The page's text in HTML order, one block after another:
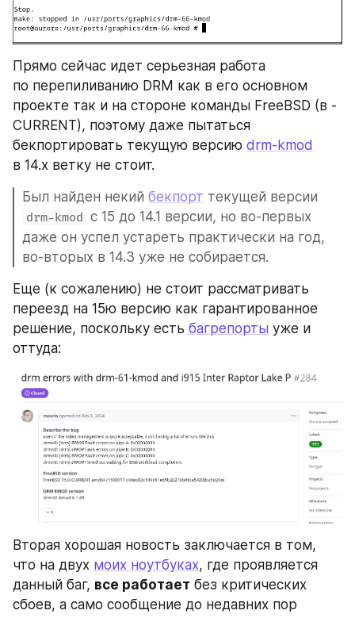
Прямо сейчас идет серьезная работа
по перепиливанию DRM как в его основном
проекте так и на стороне команды FreeBSD (в -
CURRENT), поэтому даже пытаться
бекпортировать текущую версию drm-kmod
в 14.х ветку не стоит.
Был найден некий бекпорт
drm-kmod с 15 до 14.1 версии, но во-первых
даже он успел устареть практически на год,
во-вторых в 14.3 уже не собирается.
Еще (к сожалению) не стоит рассматривать
переезд на 15ю версию как гарантированное
решение, поскольку есть багрепорты уже и
оттуда:
Вторая хорошая новость заключается в том,
что на двух моих ноутбуках, где проявляется
данный баг, все работает без критических
сбоев, а само сообщение до недавних пор